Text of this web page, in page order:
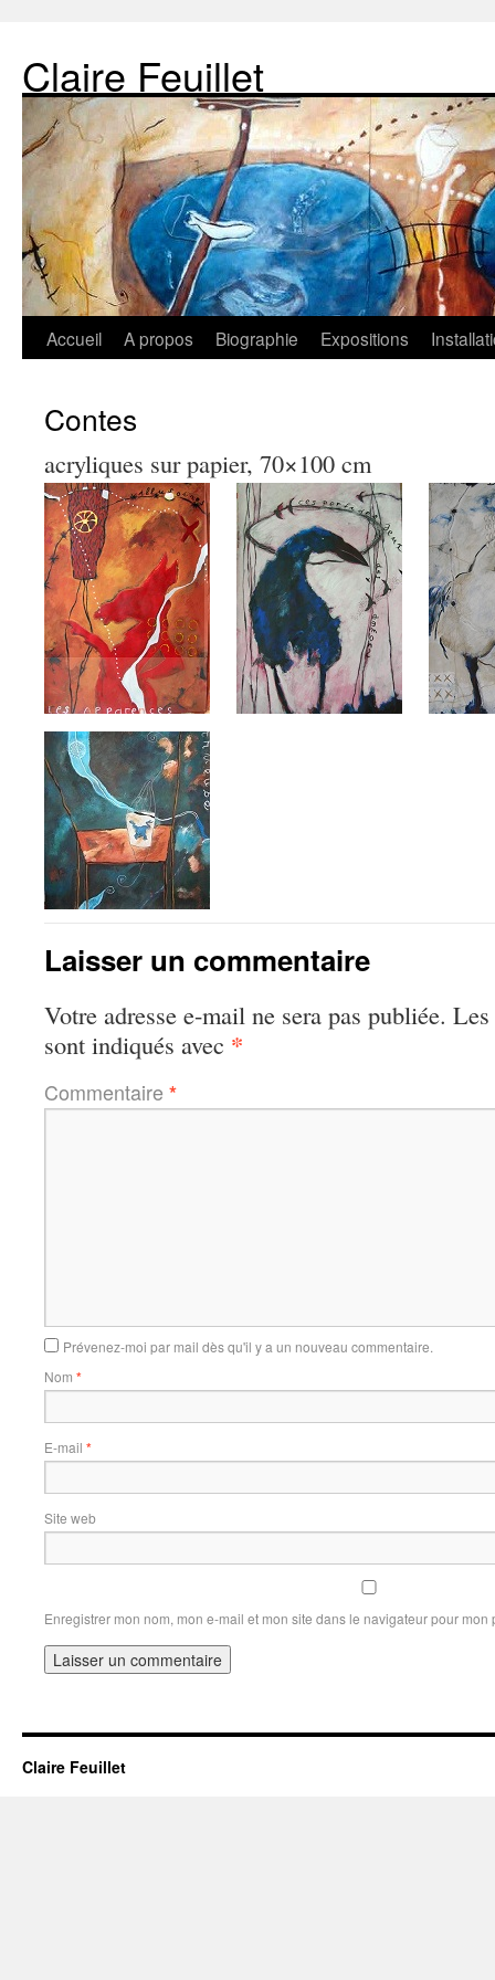
Claire Feuillet
Accueil A propos Biographie Expositions
Contes
acryliques sur papier, 70×100 cm
Laisser un commentaire
Votre adresse e-mail ne sera pas publiée.
sont indiqués avec *
Commentaire *
Prévenez-moi par mail dès qu'il y a un nouveau commentaire.
Nom *
E-mail *
Site web
Enregistrer mon nom, mon e-mail et mon site dans le navigateur pour
Claire Feuillet